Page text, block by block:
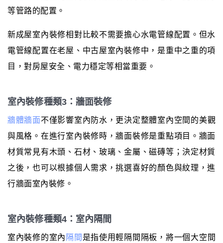
等管路的配置。
新成屋室內裝修相對比較不需要擔心水電管線配置。但水
電管線配置在老屋、中古屋室內裝修中，是重中之重的項
目，對房屋安全、電力穩定等相當重要。
室內裝修種類3：牆面裝修
牆體牆面不僅影響室內防水，更決定整體室內空間的美觀
與風格。在進行室內裝修時，牆面裝修是重點項目。牆面
材質常見有木頭、石材、玻璃、金屬、磁磚等；決定材質
之後，也可以根據個人需求，挑選喜好的顏色與紋理，進
行牆面室內裝修。
室內裝修種類4：室內隔間
室內裝修的室內 隔間 是指使用輕隔間隔板，將一個大空間